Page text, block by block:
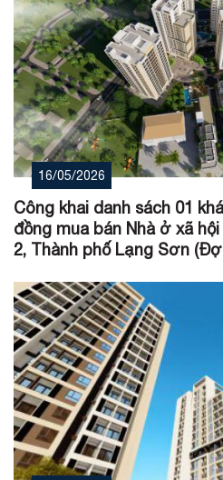
16/05/2026
Công khai danh sách 01
đồng mua bán Nhà ở xã
2, Thành phố Lạng Sơn